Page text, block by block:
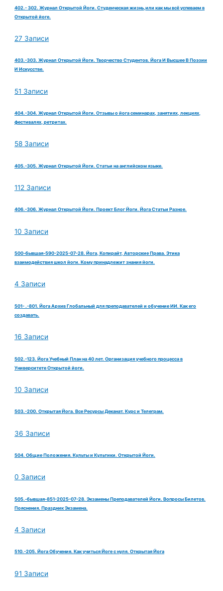
402.- 302. Журнал Открытой Йоги. Студенческая жизнь,или как мы всё успеваем в
Открытой йоге.
27 Записи
403.-303. Журнал Открытой Йоги. Творчество Студентов. Йога И Высшее В Поэзии
И Искусстве.
51 Записи
404.-304. Журнал Открытой Йоги. Отзывы о йога семинарах, занятиях, лекциях,
фестивалях, ретритах.
58 Записи
405.-305. Журнал Открытой Йоги. Статьи на английском языке.
112 Записи
406.-306. Журнал Открытой Йоги. Проект Блог Йоги. Йога Статьи Разное.
10 Записи
500-бывшая-590-2025-07-28. Йога, Копирайт, Авторские Права. Этика
взаимодействия школ йоги. Кому принадлежит знания йоги.
4 Записи
501- .-801. Йога Архив Глобальный для преподавателей и обучение ИИ. Как его
создавать.
16 Записи
502.-123. Йога Учебный План на 40 лет. Организация учебного процесса в
Университете Открытой йоги.
10 Записи
503.-200. Открытая Йога. Все Ресурсы Деканат. Курс и Телеграм.
36 Записи
504. Общие Положения. Культы и Культики. Открытой Йоги.
0 Записи
505.-бывшая-851-2025-07-28. Экзамены Преподавателей Йоги. Вопросы Билетов.
Пояснения. Праздник Экзамена.
4 Записи
510.-205. Йога Обучения. Как учиться Йоге с нуля. Открытая Йога
91 Записи